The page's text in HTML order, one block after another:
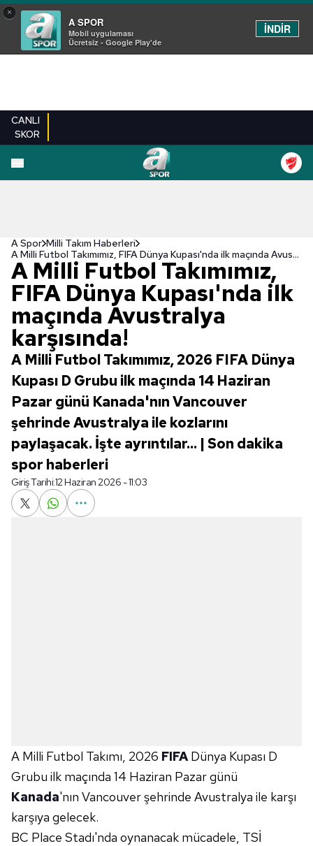
×
A SPOR
Mobil uygulaması
Ücretsiz - Google Play'de
İNDİR
CANLI
SKOR
A Spor Milli Takım Haberleri
A Milli Futbol Takımımız, FIFA Dünya Kupası'nda ilk maçında Avustralya karşısında!
A Milli Futbol Takımımız,
FIFA Dünya Kupası'nda ilk
maçında Avustralya
karşısında!
A Milli Futbol Takımımız, 2026 FIFA Dünya
Kupası D Grubu ilk maçında 14 Haziran
Pazar günü Kanada'nın Vancouver
şehrinde Avustralya ile kozlarını
paylaşacak. İşte ayrıntılar... | Son dakika
spor haberleri
Giriş Tarihi:12 Haziran 2026 - 11:03
A Milli Futbol Takımı, 2026 FIFADünya Kupası D
Grubu ilk maçında 14 Haziran Pazar günü
Kanada'nın Vancouver şehrinde Avustralya ile karşı
karşıya gelecek.
BC Place Stadı'nda oynanacak mücadele, TSİ